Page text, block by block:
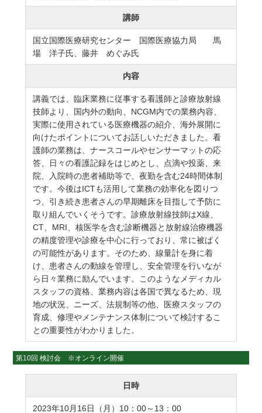
講師
国立国際医療研究センター 国際医療協力局 馬
場 洋子氏、藤井 めぐみ氏
内容
講義では、臨床業務に従事する看護師と診療放射線
技師より、国内外の動向、NCGM内での業務内容、
実際に使用されている医療機器の紹介、海外展開に
向けたポイントについてお話しいただきました。看
護師の業務は、ナースコールやセンサーマットの応
答、日々の看護記録をはじめとし、点滴や投薬、来
院、入院時の患者補助等で、夜勤を含む24時間体制
です。今後はICTも活用して業務の効率化を図りつ
つ、引き続き患者さんの早期離床を目指して予防に
取り組んでいくそうです。診療放射線技師はX線、
CT、MRI、核医学を含む診断機器と放射線治療機器
の精度管理や診療を中心に行っており、常に被ばく
の可能性があります。そのため、線量計を身に着
け、患者さんの動線を管理し、安全管理を行いなが
ら日々業務に励んでいます。このようなメディカル
スタッフの資格、業務内容は各国で異なるため、現
地の状況、ニーズ、法規制等の他、医療スタッフの
育成、修理やメンテナンス体制について検討するこ
との重要性がわかりました。
第10回 検討会 ※オンライン開催
日時
2023年10月16日（月）10：00～13：00